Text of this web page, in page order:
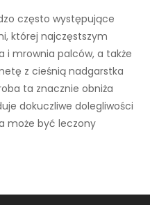
często występujące
której najczęstszym
i mrownia palców, a także
z cieśnią nadgarstka
ta znacznie obniża
dokuczliwe dolegliwości
może być leczony